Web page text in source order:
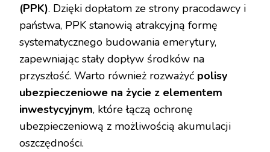
(PPK). Dzięki dopłatom ze strony pracodawcy i
państwa, PPK stanowią atrakcyjną formę
systematycznego budowania emerytury,
zapewniając stały dopływ środków na
przyszłość. Warto również rozważyć polisy
ubezpieczeniowe na życie z elementem
inwestycyjnym, które łączą ochronę
ubezpieczeniową z możliwością akumulacji
oszczędności.